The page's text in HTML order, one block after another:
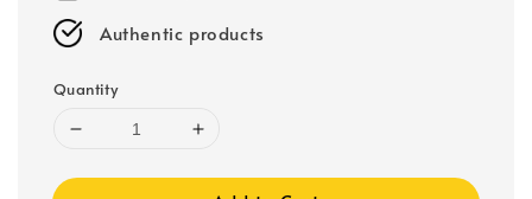
Authentic products
Quantity